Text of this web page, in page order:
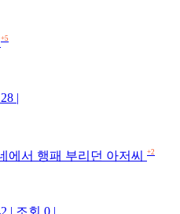
+5
28 |
에서 행패 부리던 아저씨 +2
| 조회 0 |